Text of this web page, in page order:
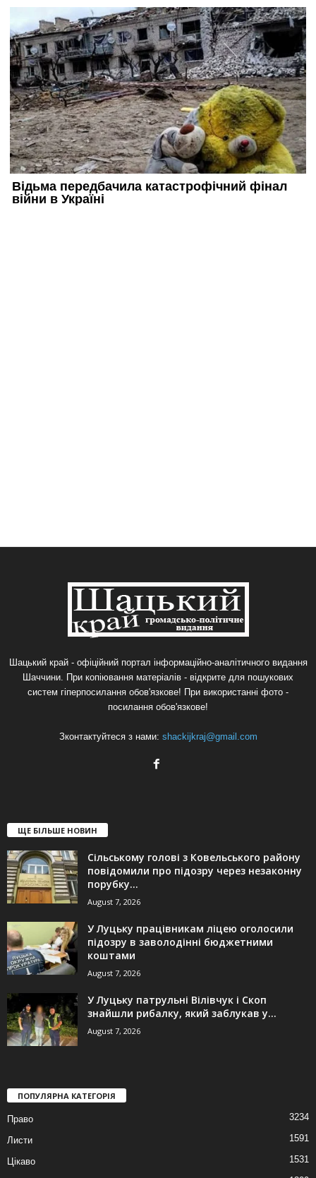
Шацький край - офіційний портал інформаційно-аналітичного видання
Шаччини. При копіювання матеріалів - відкрите для пошукових
систем гіперпосилання обов'язкове! При використанні фото -
посилання обов'язкове!
Зконтактуйтеся з нами: shackijkraj@gmail.com
ЩЕ БІЛЬШЕ НОВИН
Сільському голові з Ковельського району
повідомили про підозру через незаконну
порубку...
August 7, 2026
У Луцьку працівникам ліцею оголосили
підозру в заволодінні бюджетними
коштами
August 7, 2026
У Луцьку патрульні Вілівчук і Скоп
знайшли рибалку, який заблукав у...
August 7, 2026
ПОПУЛЯРНА КАТЕГОРІЯ
Право 3234
Листи 1591
Цікаво 1531